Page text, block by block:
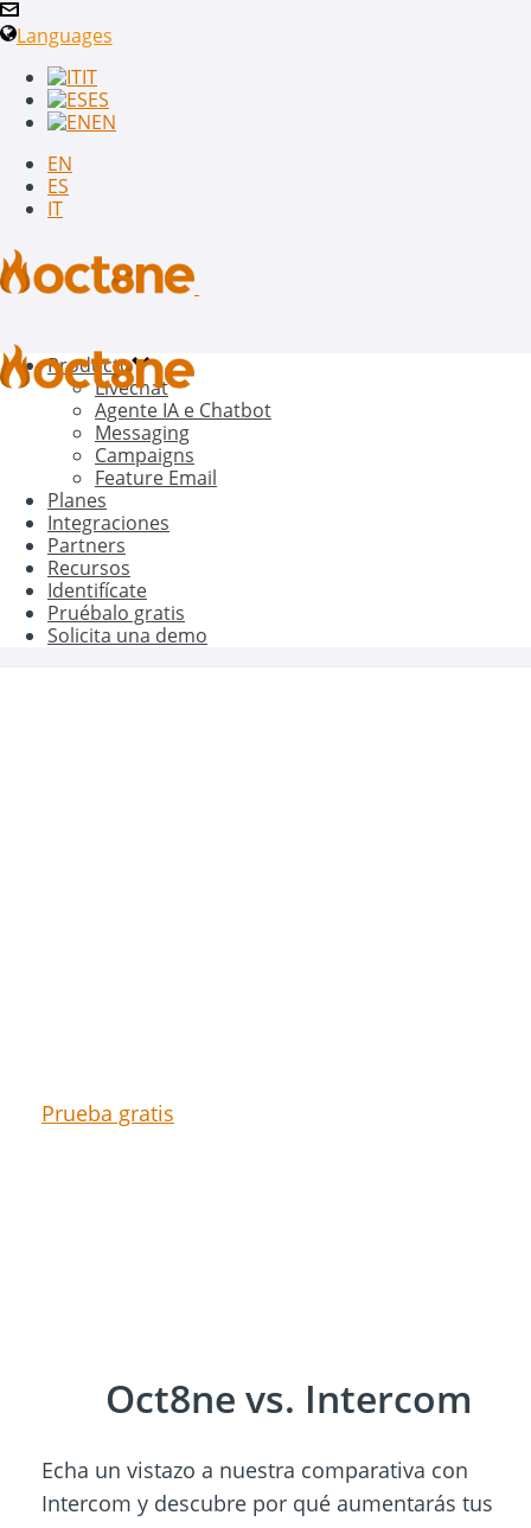
Languages
IT
ES
EN
EN
ES
IT
Producto
Livechat
Agente IA e Chatbot
Messaging
Campaigns
Feature Email
Planes
Integraciones
Partners
Recursos
Identifícate
Pruébalo gratis
Solicita una demo
Prueba gratis
Oct8ne vs. Intercom
Echa un vistazo a nuestra comparativa con
Intercom y descubre por qué aumentarás tus